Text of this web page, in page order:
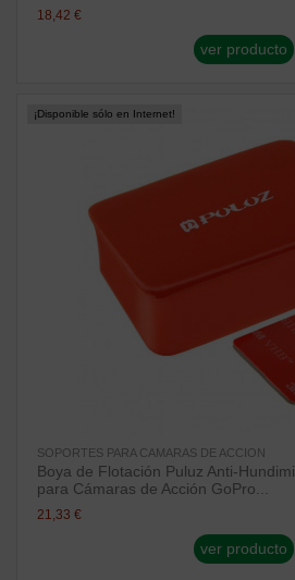
18,42 €
ver producto
¡Disponible sólo en Internet!
SOPORTES PARA CAMARAS DE ACCION
Boya de Flotación Puluz Anti-
para Cámaras de Acción GoPro...
21,33 €
ver producto